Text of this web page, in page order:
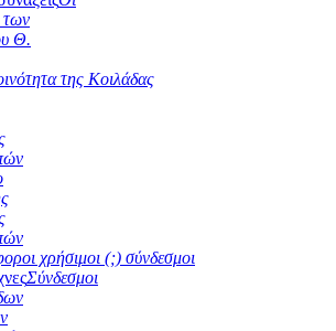
των
Θ.
της Κοιλάδας
χρήσιμοι (;) σύνδεσμοι
Σύνδεσμοι